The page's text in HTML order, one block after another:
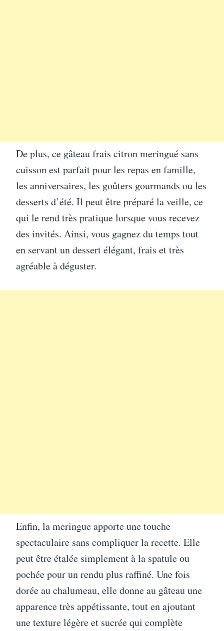
De plus, ce gâteau frais citron meringué sans
cuisson est parfait pour les repas en famille,
les anniversaires, les goûters gourmands ou les
desserts d’été. Il peut être préparé la veille, ce
qui le rend très pratique lorsque vous recevez
des invités. Ainsi, vous gagnez du temps tout
en servant un dessert élégant, frais et très
agréable à déguster.
Enfin, la meringue apporte une touche
spectaculaire sans compliquer la recette. Elle
peut être étalée simplement à la spatule ou
pochée pour un rendu plus raffiné. Une fois
dorée au chalumeau, elle donne au gâteau une
apparence très appétissante, tout en ajoutant
une texture légère et sucrée qui complète